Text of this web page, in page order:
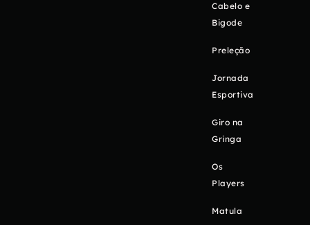
Cabelo e
Bigode
Preleção
Jornada
Esportiva
Giro na
Gringa
Os
Players
Matula